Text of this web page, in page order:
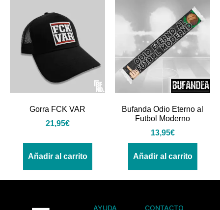
Gorra FCK VAR
21,95€
Añadir al carrito
Bufanda Odio Eterno al
Futbol Moderno
13,95€
Añadir al carrito
AYUDA CONTACTO